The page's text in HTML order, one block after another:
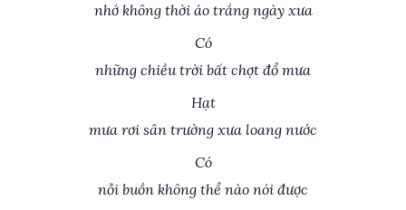
nhớ không thời áo trắng ngày xưa
Có
những chiều trời bất chợt đổ mưa
Hạt
mưa rơi sân trường xưa loang nước
Có
nỗi buồn không thể nào nói được